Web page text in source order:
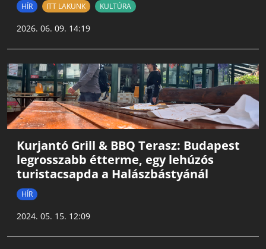
HÍR ITT LAKUNK KULTÚRA
2026. 06. 09. 14:19
Kurjantó Grill & BBQ Terasz: Budapest
legrosszabb étterme, egy lehúzós
turistacsapda a Halászbástyánál
HÍR
2024. 05. 15. 12:09